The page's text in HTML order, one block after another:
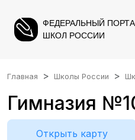
ФЕДЕРАЛЬНЫЙ
ШКОЛ РОССИИ
Главная Школы России
Гимназия
Открыть карту